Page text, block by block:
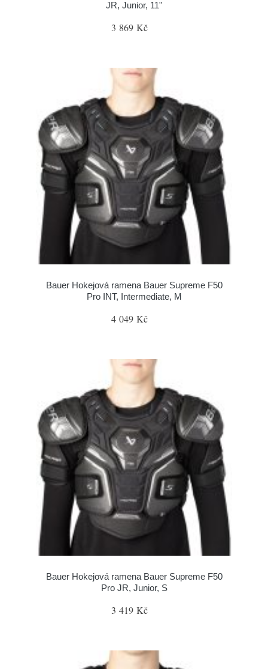
JR, Junior, 11"
3 869 Kč
Bauer Hokejová ramena Bauer Supreme F50
Pro INT, Intermediate, M
4 049 Kč
Bauer Hokejová ramena Bauer Supreme F50
Pro JR, Junior, S
3 419 Kč